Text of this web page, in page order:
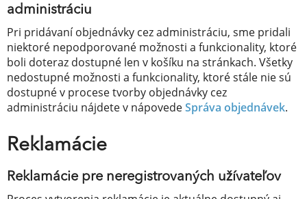
administráciu
Pri pridávaní objednávky cez administráciu, sme pridali
niektoré nepodporované možnosti a funkcionality, ktoré
boli doteraz dostupné len v košíku na stránkach. Všetky
nedostupné možnosti a funkcionality, ktoré stále nie sú
dostupné v procese tvorby objednávky cez
administráciu nájdete v nápovedeSpráva objednávek.
Reklamácie
Reklamácie pre neregistrovaných užívateľov